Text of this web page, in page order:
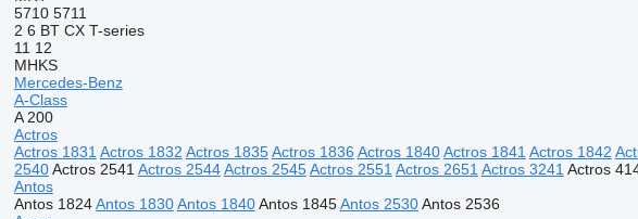
5710 5711
2 6 BT CX T-series
11 12
MHKS
Mercedes-Benz
A-Class
A 200
Actros
Actros 1831 Actros 1832 Actros 1835 Actros 1836 Actros 1840 Actros 1841 Actros 1842
2540 Actros 2541 Actros 2544 Actros 2545 Actros 2551 Actros 2651 Actros 3241 Actros
Antos
Antos 1824 Antos 1830 Antos 1840 Antos 1845 Antos 2530 Antos 2536